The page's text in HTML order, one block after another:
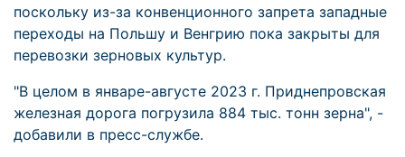
поскольку из-за конвенционного запрета западные
переходы на Польшу и Венгрию пока закрыты для
перевозки зерновых культур.
"В целом в январе-августе 2023 г. Приднепровская
железная дорога погрузила 884 тыс. тонн зерна", -
добавили в пресс-службе.